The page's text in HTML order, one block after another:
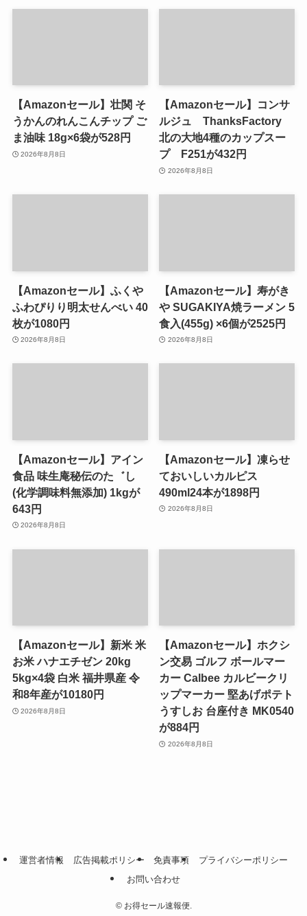
【Amazonセール】壮関 そ
うかんのれんこんチップ ご
ま油味 18g×6袋が528円
2026年8月8日
【Amazonセール】コンサ
ルジュ ThanksFactory
北の大地4種のカップスー
プ F251が432円
2026年8月8日
【Amazonセール】ふくや
ふわぴりり明太せんべい 40
枚が1080円
2026年8月8日
【Amazonセール】寿がき
や SUGAKIYA焼ラーメン 5
食入(455g) ×6個が2525円
2026年8月8日
【Amazonセール】アイン
食品 味生庵秘伝のた゛し
(化学調味料無添加) 1kgが
643円
2026年8月8日
【Amazonセール】凍らせ
ておいしいカルピス
490ml24本が1898円
2026年8月8日
【Amazonセール】新米 米
お米 ハナエチゼン 20kg
5kg×4袋 白米 福井県産 令
和8年産が10180円
2026年8月8日
【Amazonセール】ホクシ
ン交易 ゴルフ ボールマー
カー Calbee カルビークリ
ップマーカー 堅あげポテト
うすしお 台座付き MK0540
が884円
2026年8月8日
運営者情報 広告掲載ポリシー 免責事項
プライバシーポリシー
お問い合わせ
©お得セール速報便.